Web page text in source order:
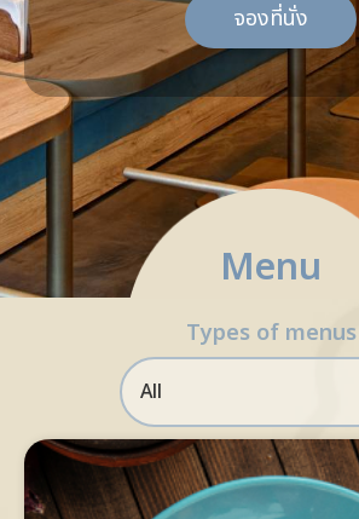
จองที่นั่ง
Menu
Types of menus
All
Contact us
Reservation via LINE OA only